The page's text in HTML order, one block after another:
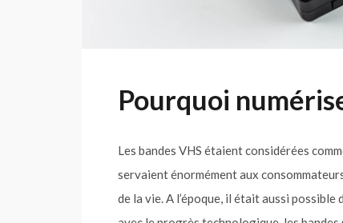
Pourquoi
Les bandes VHS étaient considérées
servaient énormément aux
de la vie. A l’époque, il était aussi